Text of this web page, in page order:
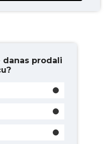
danas prodali